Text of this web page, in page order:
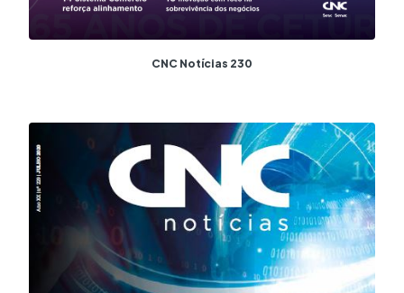
CNC Notícias 230